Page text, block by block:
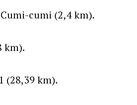
cumi (2,4 km).
km).
(28,39 km).